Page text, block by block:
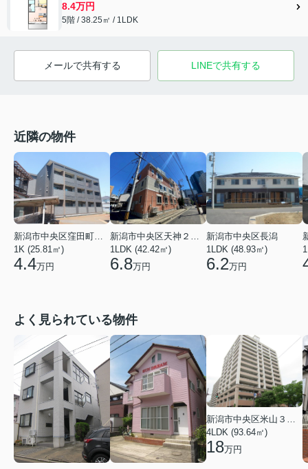
8.4万円
5階 / 38.25㎡ / 1LDK
メールで共有する LINEで共有する
近隣の物件
1K (25.81㎡)
4.4万円
1LDK (42.42㎡)
6.8万円
新潟市中央区長潟
1LDK (48.93㎡)
6.2万円
よく見られている物件
4LDK (93.64㎡)
18万円